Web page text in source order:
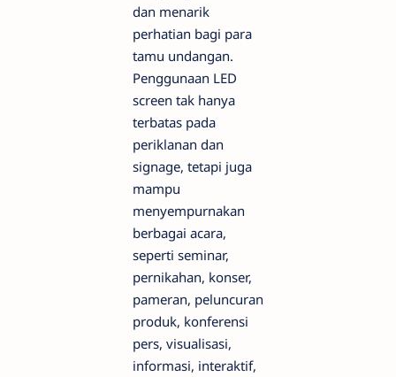
dan menarik
perhatian bagi para
tamu undangan.
Penggunaan LED
screen tak hanya
terbatas pada
periklanan dan
signage, tetapi juga
mampu
menyempurnakan
berbagai acara,
seperti seminar,
pernikahan, konser,
pameran, peluncuran
produk, konferensi
pers, visualisasi,
informasi, interaktif,